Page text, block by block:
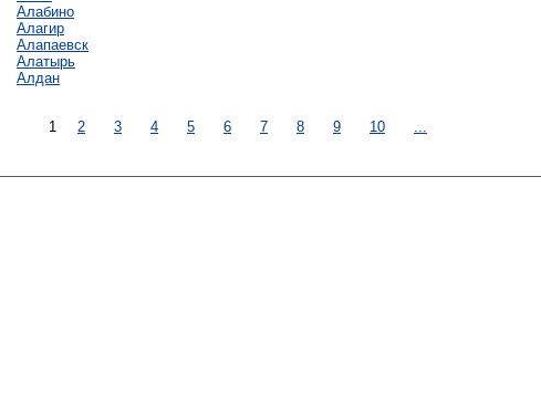
Алабино
Алагир
Алапаевск
Алатырь
Алдан
1 2 3 4 5 6 7 8 9 10 ...